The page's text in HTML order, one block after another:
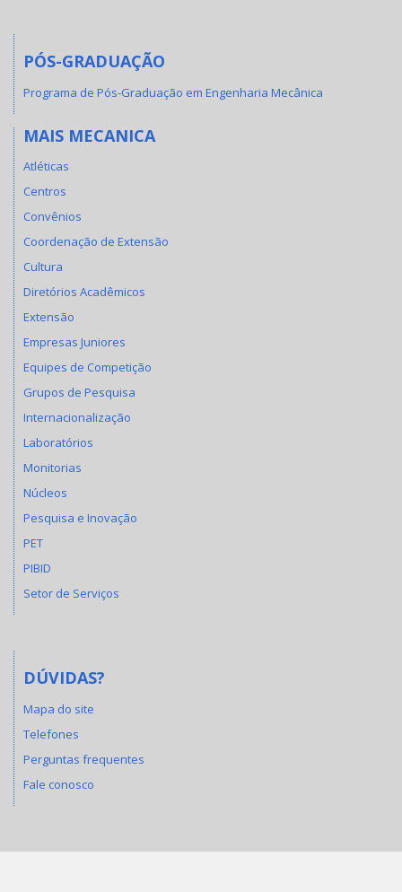
PÓS-GRADUAÇÃO
Programa de Pós-Graduação em Engenharia Mecânica
MAIS MECANICA
Atléticas
Centros
Convênios
Coordenação de Extensão
Cultura
Diretórios Acadêmicos
Extensão
Empresas Juniores
Equipes de Competição
Grupos de Pesquisa
Internacionalização
Laboratórios
Monitorias
Núcleos
Pesquisa e Inovação
PET
PIBID
Setor de Serviços
DÚVIDAS?
Mapa do site
Telefones
Perguntas frequentes
Fale conosco